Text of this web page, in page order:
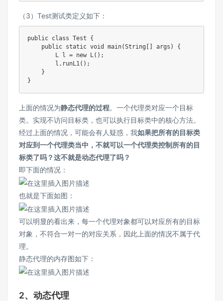
（3）Test测试类定义如下：
public class Test
{
public static void main(String args )
{
L l = new L( ) ;
        l
. runL1( ) ;
}
}
上面的情况为静态代理的过程。一个代理类对应一个目标
类。实现不访问目标类，也可以执行目标类中的核心方法。
经过上面的情况，可能会有人疑惑，我如果把所有的目标类
对应到一个代理类当中，不就可以一个代理类控制所有的目
标类了吗？这不就是动态代理了吗？
即下面的情况：
也就是下面如图：
可以明显的看出来，每一个代理对象都可以对应所有的目标
对象，不符合一对一的对应关系，因此上面的情况不属于代
理。
静态代理的内存图如下：
2、动态代理